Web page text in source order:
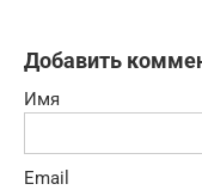
Добавить
Имя
Email